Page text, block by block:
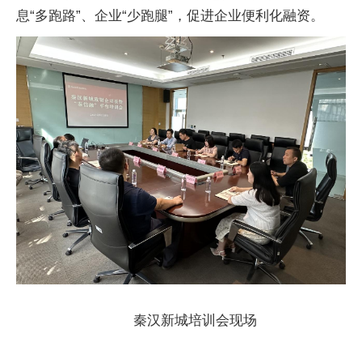
息“多跑路”、企业“少跑腿”，促进企业便利化融资。
秦汉新城培训会现场